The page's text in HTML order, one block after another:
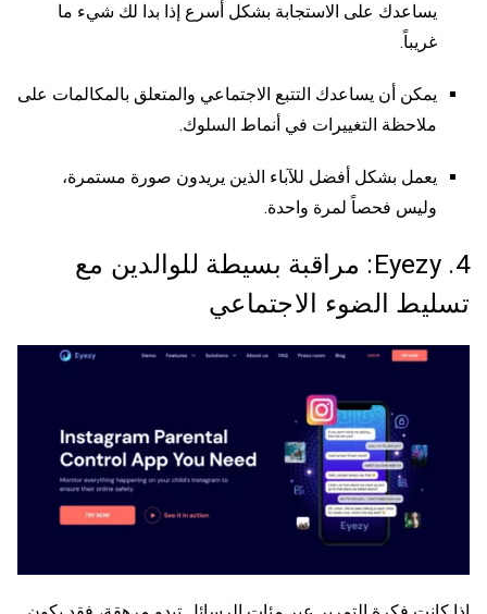
يساعدك على الاستجابة بشكل أسرع إذا بدا لك شيء ما
غريباً.
يمكن أن يساعدك التتبع الاجتماعي والمتعلق بالمكالمات على
ملاحظة التغييرات في أنماط السلوك.
يعمل بشكل أفضل للآباء الذين يريدون صورة مستمرة،
وليس فحصاً لمرة واحدة.
4. Eyezy: مراقبة بسيطة للوالدين مع
تسليط الضوء الاجتماعي